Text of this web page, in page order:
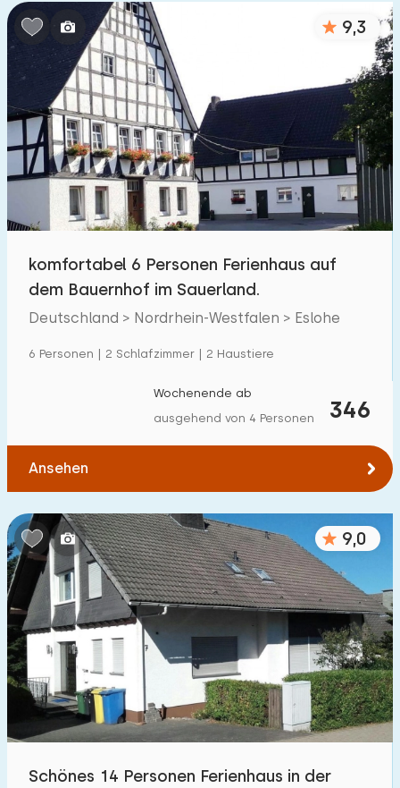
Zu öffentlichen Verkehrsmitteln
0,2 0,5 1
Unterkunft
Nicht im Ferienpark 48
Im Ferienpark 22
Einfamilienhaus
Ferienbauernhof
Villa
Kinderfreundlich
Kindermöbel
Eingezäunter Garten 2
Spielgeräte im Garten
Hallenbad 0
Freibad 0
Kinderanimation 0
Kindereinrichtungen im Park 1
Zugänglichkeit
9,3
komfortabel 6 Personen Ferienhaus auf
dem Bauernhof im Sauerland.
Deutschland > Nordrhein-Westfalen > Eslohe
6 Personen | 2 Schlafzimmer | 2 Haustiere
346
Wochenende ab
ausgehend von 4 Personen
Ansehen
9,0
Schönes 14 Personen Ferienhaus in der